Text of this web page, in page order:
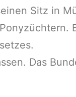
Sitz in
Das